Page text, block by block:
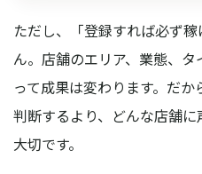
ただし、「登録すれば必ず
ん。店舗のエリア、業態、
って成果は変わります。だ
判断するより、どんな店舗
大切です。